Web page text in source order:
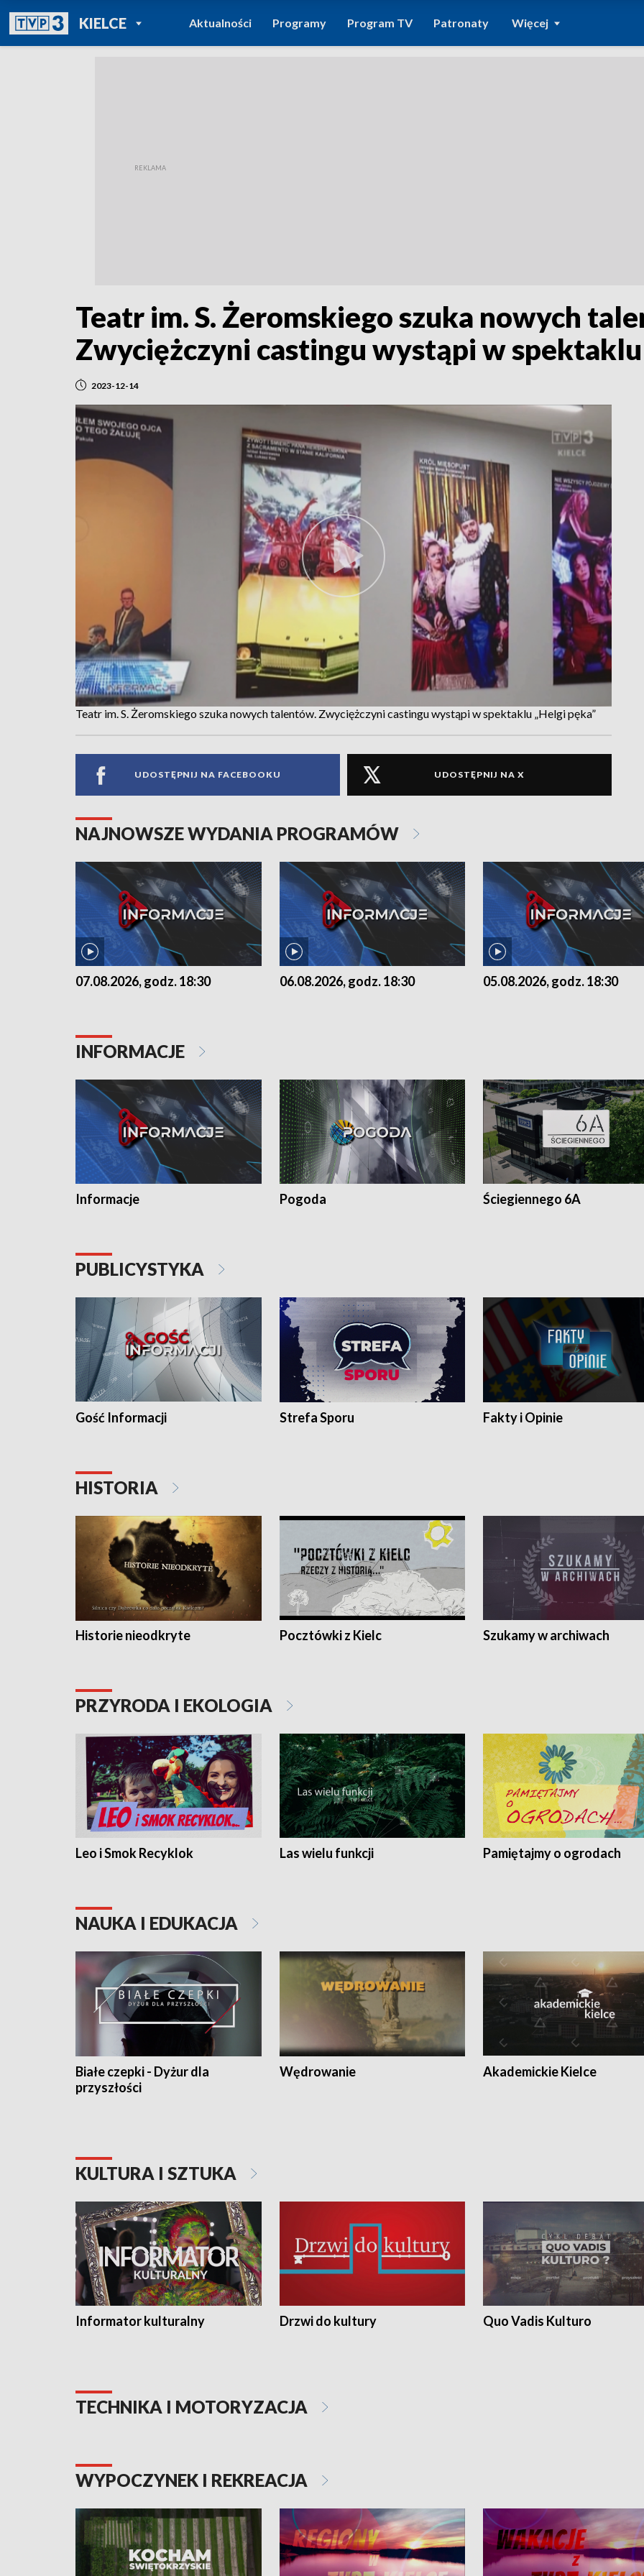
KIELCEPOWRÓT DO
TVP REGIONY
Aktualności Programy Program TV Patronaty Więcej
Teatr im. S. Żeromskiego szuka nowych
Zwyciężczyni castingu wystąpi w spektaklu
2023-12-14
Teatr im. S. Żeromskiego szuka nowych talentów. Zwyciężczyni castingu wystąpi w spektaklu „Helgi pęka”
UDOSTĘPNIJ NA FACEBOOKU UDOSTĘPNIJ NA X
NAJNOWSZE WYDANIA PROGRAMÓW
07.08.2026, godz. 18:30 06.08.2026, godz. 18:30 05.08.2026, godz. 18:30
INFORMACJE
Informacje Pogoda Ściegiennego 6A
PUBLICYSTYKA
Gość Informacji Strefa Sporu Fakty i Opinie
HISTORIA
Historie nieodkryte Pocztówki z Kielc Szukamy w archiwach
PRZYRODA I EKOLOGIA
Leo i Smok Recyklok Las wielu funkcji Pamiętajmy o ogrodach
NAUKA I EDUKACJA
Białe czepki - Dyżur dla
przyszłości
Wędrowanie Akademickie Kielce
KULTURA I SZTUKA
Informator kulturalny Drzwi do kultury Quo Vadis Kulturo
TECHNIKA I MOTORYZACJA
WYPOCZYNEK I REKREACJA